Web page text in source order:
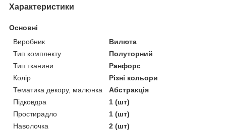
Характеристики
Основні
Виробник
Вилюта
Тип комплекту
Полуторний
Тип тканини
Ранфорс
Колір
Різні кольори
Тематика декору, малюнка
Абстракція
Підковдра
1 (шт)
Простирадло
1 (шт)
Наволочка
2 (шт)